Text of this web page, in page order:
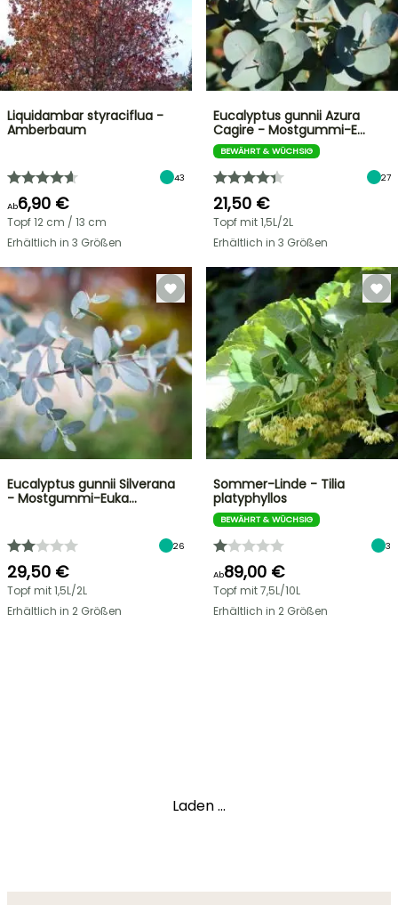
Liquidambar styraciflua -
Amberbaum
43
Ab6,90 €
Topf 12 cm / 13 cm
Erhältlich in 3 Größen
Eucalyptus gunnii Azura
Cagire - Mostgummi-E…
BEWÄHRT & WÜCHSIG
27
21,50 €
Topf mit 1,5L/2L
Erhältlich in 3 Größen
Eucalyptus gunnii Silverana
- Mostgummi-Euka…
26
29,50 €
Topf mit 1,5L/2L
Erhältlich in 2 Größen
Sommer-Linde - Tilia
platyphyllos
BEWÄHRT & WÜCHSIG
3
Ab89,00 €
Topf mit 7,5L/10L
Erhältlich in 2 Größen
Laden ...